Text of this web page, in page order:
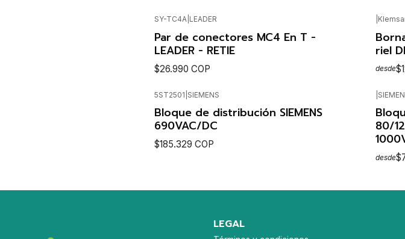
SY-TC4A LEADER
Par de conectores MC4 En T -
LEADER - RETIE
$26.990 COP
riel
desde
5ST2501 SIEMENS
Bloque de distribución SIEMENS
690VAC/DC
$185.329 COP
80/
desde
LEGAL